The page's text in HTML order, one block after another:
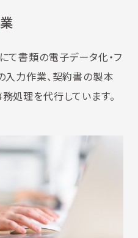
て書類の電子データ化・フ
入力作業、契約書の製本
処理を代行しています。